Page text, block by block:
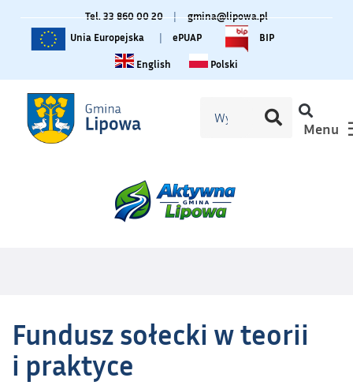
Tel. 33 860 00 20 |
gmina@lipowa.pl
Unia Europejska
| ePUAP
BIP
Change language to English
English Zmiana języka na polski
Polski
Menu
Fundusz sołecki w teorii
i praktyce